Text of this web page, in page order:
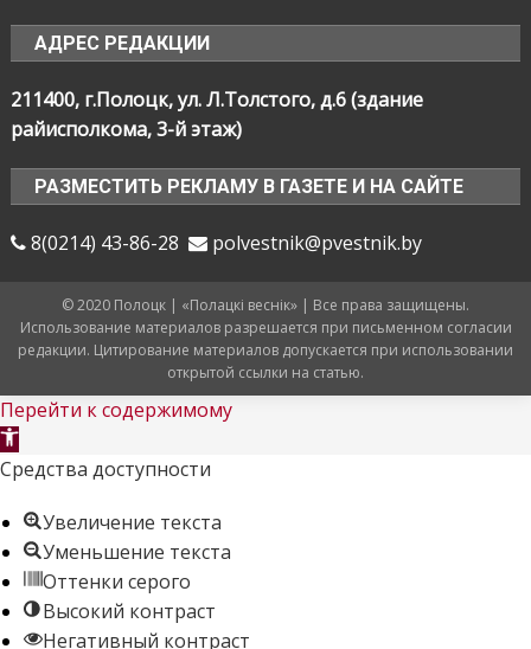
АДРЕС РЕДАКЦИИ
211400, г.Полоцк, ул. Л.Толстого, д.6 (здание
райисполкома, 3-й этаж)
РАЗМЕСТИТЬ РЕКЛАМУ В ГАЗЕТЕ И НА САЙТЕ
8(0214) 43-86-28 polvestnik@pvestnik.by
© 2020 Полоцк | «Полацкі веснік» | Все права защищены.
Использование материалов разрешается при письменном согласии
редакции. Цитирование материалов допускается при использовании
открытой ссылки на статью.
Перейти к содержимому
Открыть
панель
Средства доступности
Увеличение текста
Уменьшение текста
Оттенки серого
Высокий контраст
Негативный контраст